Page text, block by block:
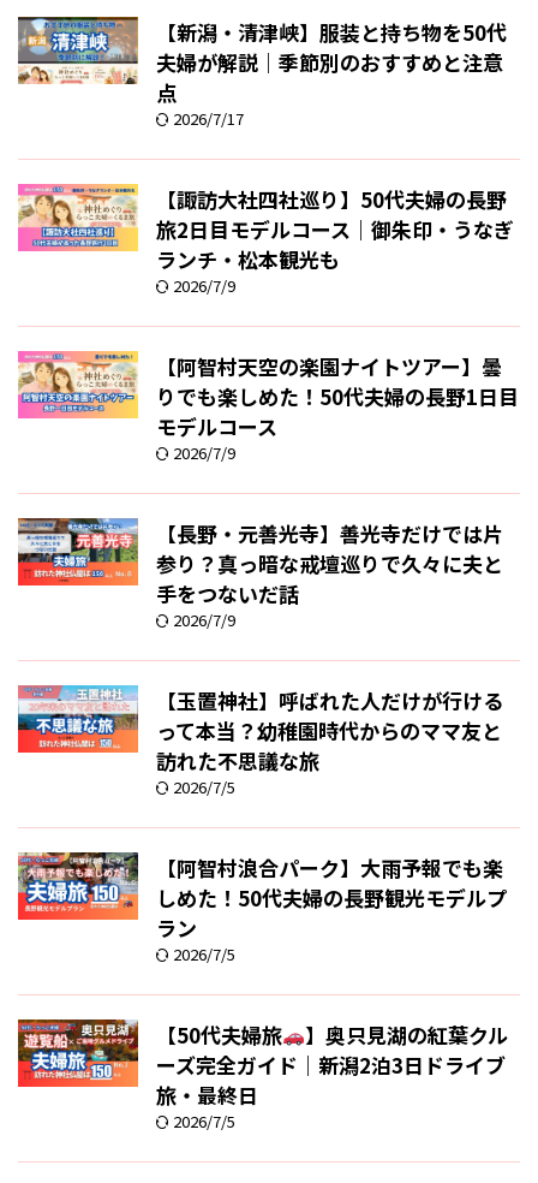
【新潟・清津峡】服装と持ち物を50代
夫婦が解説｜季節別のおすすめと注意
点
2026/7/17
【諏訪大社四社巡り】50代夫婦の長野
旅2日目モデルコース｜御朱印・うなぎ
ランチ・松本観光も
2026/7/9
【阿智村天空の楽園ナイトツアー】曇
りでも楽しめた！50代夫婦の長野1日目
モデルコース
2026/7/9
【長野・元善光寺】善光寺だけでは片
参り？真っ暗な戒壇巡りで久々に夫と
手をつないだ話
2026/7/9
【玉置神社】呼ばれた人だけが行ける
って本当？幼稚園時代からのママ友と
訪れた不思議な旅
2026/7/5
【阿智村浪合パーク】大雨予報でも楽
しめた！50代夫婦の長野観光モデルプ
ラン
2026/7/5
【50代夫婦旅
】奥只見湖の紅葉クル
ーズ完全ガイド｜新潟2泊3日ドライブ
旅・最終日
2026/7/5